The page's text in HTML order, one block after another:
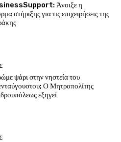
Άνοιξε η
στήριξης για τις επιχειρήσεις της
ψάρι στην νηστεία του
Ο Μητροπολίτης
εξηγεί